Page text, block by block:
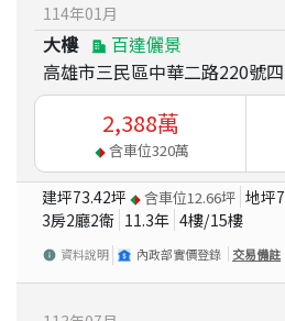
114年01月
大樓
百達儷景
高雄市三民區中華二路220號
2,388萬
含車位320萬
建坪73.42坪 含車位12.66坪 地坪
3房2廳2衛 11.3年 4樓/15樓
資料說明 內政部實價登錄 交易備註